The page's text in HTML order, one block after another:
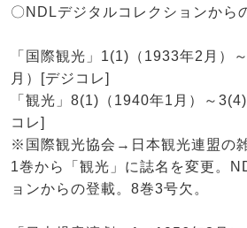
〇NDLデジタルコレクションから
「国際観光」1(1)（1933年2月）
月）[デジコレ]
「観光」8(1)（1940年1月）～
コレ]
※国際観光協会→日本観光連盟の
1巻から「観光」に誌名を変更。
ョンからの登載。8巻3号欠。